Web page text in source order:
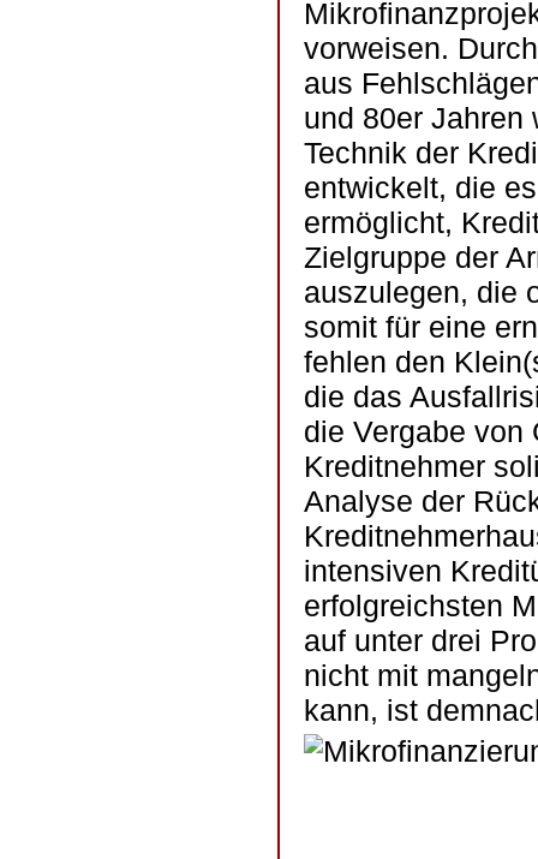
vorweisen.
aus
und 80er Jahren
Technik der
entwickelt, die
ermöglicht,
Zielgruppe der
auszulegen, die
somit für eine
fehlen den
die das
die Vergabe von
Kreditnehmer
Analyse der
intensiven
erfolgreichsten
auf unter drei
nicht mit
kann, ist